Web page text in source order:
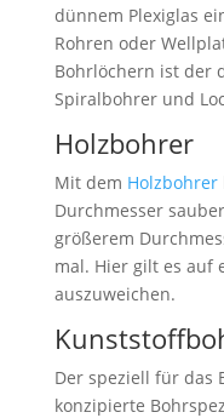
dünnem Plexiglas
Rohren oder
Bohrlöchern ist der
Spiralbohrer und
Holzbohrer
Mit dem Holzbohrer
Durchmesser
größerem
mal. Hier gilt es auf
auszuweichen.
Der speziell für das
konzipierte